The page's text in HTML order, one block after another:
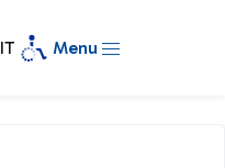
IT Menu